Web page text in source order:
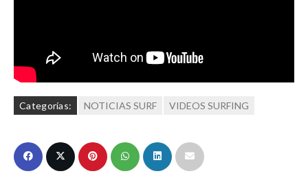
Categorías: NOTICIAS SURF VIDEOS SURFING